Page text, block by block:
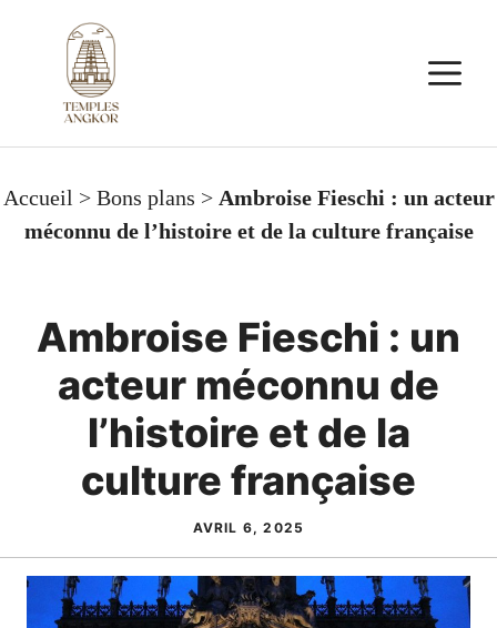
contenu
Accueil > Bons plans > Ambroise Fieschi : un acteur
méconnu de l’histoire et de la culture française
Ambroise Fieschi : un
acteur méconnu de
l’histoire et de la
culture française
AVRIL 6, 2025